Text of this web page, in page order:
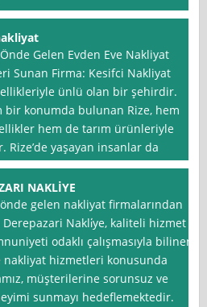
Önde Gelen Evden Eve Nakliyat
Sunan Firma: Kesifci Nakliyat
ünlü olan bir şehirdir.
bir konumda bulunan Rize, hem
hem de tarım ürünleriyle
yaşayan insanlar da
NAKLİYE
önde gelen nakliyat firmalarından
Nakli̇ye, kaliteli hizmet
odaklı çalışmasıyla bilinen
nakliyat hizmetleri konusunda
müşterilerine sorunsuz ve
sunmayı hedeflemektedir.